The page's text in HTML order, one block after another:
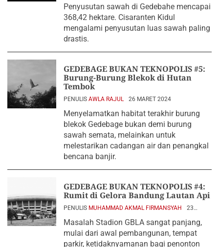
Penyusutan sawah di Gedebahe mencapai
368,42 hektare. Cisaranten Kidul
mengalami penyusutan luas sawah paling
drastis.
GEDEBAGE BUKAN TEKNOPOLIS #5:
Burung-Burung Blekok di Hutan
Tembok
PENULIS AWLA RAJUL 26 MARET 2024
Menyelamatkan habitat terakhir burung
blekok Gedebage bukan demi burung
sawah semata, melainkan untuk
melestarikan cadangan air dan penangkal
bencana banjir.
GEDEBAGE BUKAN TEKNOPOLIS #4:
Rumit di Gelora Bandung Lautan Api
PENULIS MUHAMMAD AKMAL FIRMANSYAH
23
Masalah Stadion GBLA sangat panjang,
mulai dari awal pembangunan, tempat
parkir, ketidaknyamanan bagi penonton